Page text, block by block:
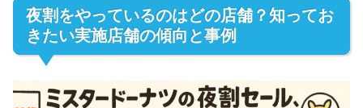
夜割をやっているのはどの店舗？知ってお
きたい実施店舗の傾向と事例